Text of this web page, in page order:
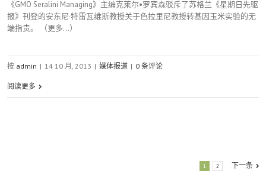
《GMO Seralini Managing》主编克莱尔•罗宾森驳斥了苏格兰《星期日先驱
报》刊登的安东尼·特雷瓦维斯教授关于色拉里尼教授转基因玉米实验的无
端指责。 （更多…）
按 admin | 14 10 月, 2013 | 媒体报道 | 0 条评论
阅读更多
1 2 下一条